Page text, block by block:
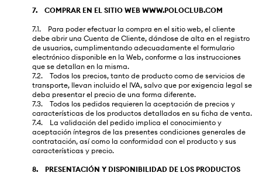
7. COMPRAR EN EL SITIO WEB WWW.POLOCLUB.COM
7.1. Para poder efectuar la compra en el sitio web, el cliente
debe abrir una Cuenta de Cliente, dándose de alta en el registro
de usuarios, cumplimentando adecuadamente el formulario
electrónico disponible en la Web, conforme a las instrucciones
que se detallan en la misma.
7.2. Todos los precios, tanto de producto como de servicios de
transporte, llevan incluido el IVA, salvo que por exigencia legal se
deba presentar el precio de una forma diferente.
7.3. Todos los pedidos requieren la aceptación de precios y
características de los productos detallados en su ficha de venta.
7.4. La validación del pedido implica el conocimiento y
aceptación íntegros de las presentes condiciones generales de
contratación, así como la conformidad con el producto y sus
características y precio.
8. PRESENTACIÓN Y DISPONIBILIDAD DE LOS PRODUCTOS